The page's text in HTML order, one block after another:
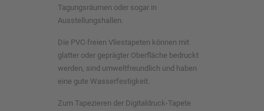
Tagungsräumen oder sogar in
Ausstellungshallen.
Die PVC-freien Vliestapeten können mit
glatter oder geprägter Oberfläche bedruckt
werden, sind umweltfreundlich und haben
eine gute Wasserfestigkeit.
Zum Tapezieren der Digitaldruck-Tapete